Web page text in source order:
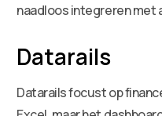
naadloos integreren met
Datarails
Datarails focust op